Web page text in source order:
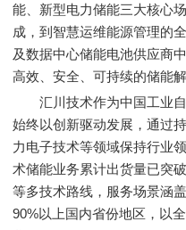
能、新型电力储能三大核心
成，到智慧运维能源管理的
及数据中心储能电池供应商
高效、安全、可持续的储能解
汇川技术作为中国工业自
始终以创新驱动发展，通过
力电子技术等领域保持行业
术储能业务累计出货量已突
等多技术路线，服务场景涵
90%以上国内省份地区，以